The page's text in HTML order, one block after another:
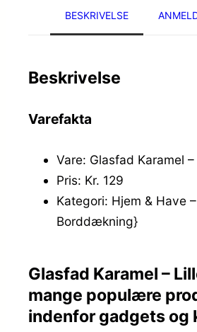
BESKRIVELSE
Beskrivelse
Varefakta
Vare: Glasfad Karamel
Pris: Kr. 129
Kategori: Hjem & Have
Borddækning}
Glasfad Karamel –
mange populære
indenfor gadgets og